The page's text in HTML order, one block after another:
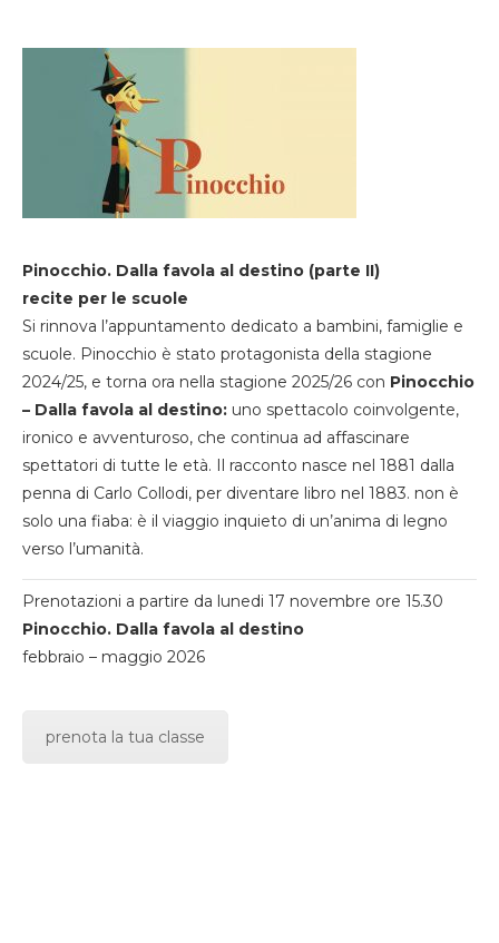
Pinocchio. Dalla favola al destino (parte II)
recite per le scuole
Si rinnova l’appuntamento dedicato a bambini, famiglie e
scuole. Pinocchio è stato protagonista della stagione
2024/25, e torna ora nella stagione 2025/26 con Pinocchio
– Dalla favola al destino: uno spettacolo coinvolgente,
ironico e avventuroso, che continua ad affascinare
spettatori di tutte le età. Il racconto nasce nel 1881 dalla
penna di Carlo Collodi, per diventare libro nel 1883. non è
solo una fiaba: è il viaggio inquieto di un’anima di legno
verso l’umanità.
Prenotazioni a partire da lunedi 17 novembre ore 15.30
Pinocchio. Dalla favola al destino
febbraio – maggio 2026
prenota la tua classe